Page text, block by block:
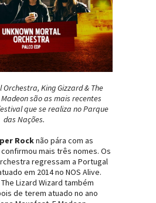
King Gizzard & The
são as mais recentes
que se realiza no Parque
das Nações.
Rocknão pára com as
mais três nomes. Os
regressam a Portugal
em 2014 no NOS Alive.
Lizard Wizard também
de terem atuado no ano